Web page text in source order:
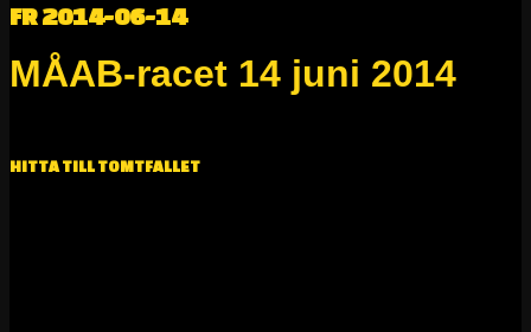
FR 2014-06-14
MÅAB-racet 14 juni 2014
HITTA TILL TOMTFALLET